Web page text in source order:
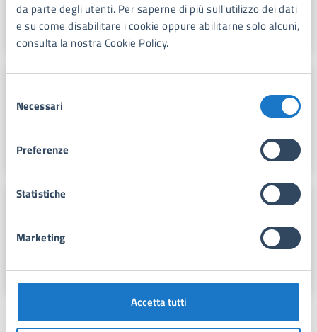
da parte degli utenti. Per saperne di più sull'utilizzo dei dati
e su come disabilitare i cookie oppure abilitarne solo alcuni,
consulta la nostra Cookie Policy.
delNecessari
Preferenze
Statistiche
Marketing
Accetta tutti
E-mail:ced@comunefdm.it
Telefono: